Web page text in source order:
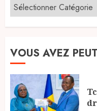
VOUS AVEZ